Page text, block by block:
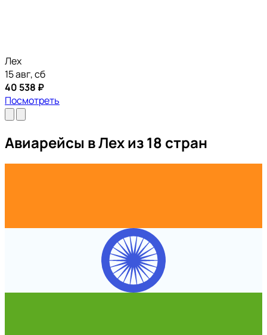
Лех
15 авг, сб
40 538 ₽
Посмотреть
Авиарейсы в Лех из 18 стран